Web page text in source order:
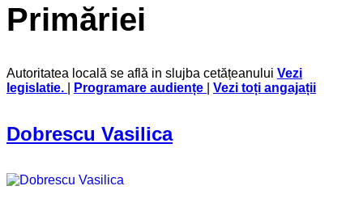
Primăriei
Autoritatea locală se află in slujba cetățeanului Vezi
legislatie. Programare audiențe Vezi toți angajații
Dobrescu Vasilica